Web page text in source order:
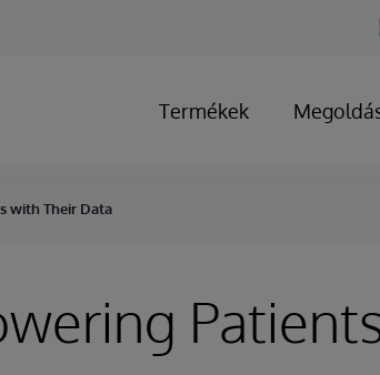
Termékek
with Their Data